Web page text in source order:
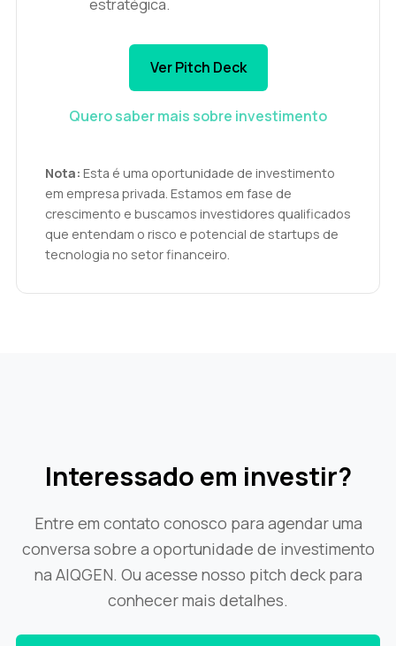
estratégica.
Ver Pitch Deck
Quero saber mais sobre investimento
Nota: Esta é uma oportunidade de investimento
em empresa privada. Estamos em fase de
crescimento e buscamos investidores qualificados
que entendam o risco e potencial de startups de
tecnologia no setor financeiro.
Interessado em investir?
Entre em contato conosco para agendar uma
conversa sobre a oportunidade de investimento
na AIQGEN. Ou acesse nosso pitch deck para
conhecer mais detalhes.